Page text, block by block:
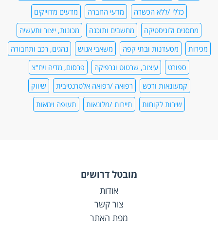
כללי /ללא הכשרה
מדעי החברה
מדעים מדוייקים
מחסנים ולוגיסטיקה
מחשבים ותוכנה
מכונות, ייצור ותעשיה
מכירות
מסעדנות ובתי קפה משאבי אנוש
נהגים, רכב ותחבורה
ספורט
עיצוב, שרטוט וגרפיקה
פרסום, מדיה ויח"צ
קמעונאות ורכש
רפואה /רפואה אלטרנטיבית
שיווק
שירות לקוחות
תיירות /מלונאות תעופה וימאות
מובטל דרושים
אודות
צור קשר
מפת האתר